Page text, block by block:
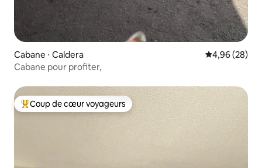
Cabane ⋅ Caldera Évaluation
4,96 (28)
Cabane pour profiter,
Coups de cœur voyageurs les plus appréciés
Coup de cœur voyageurs